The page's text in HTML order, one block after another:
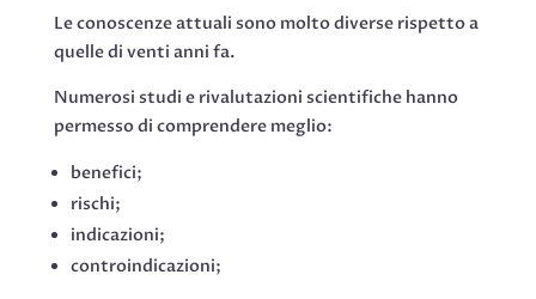
Le conoscenze attuali sono molto diverse rispetto a
quelle di venti anni fa.
Numerosi studi e rivalutazioni scientifiche hanno
permesso di comprendere meglio:
benefici;
rischi;
indicazioni;
controindicazioni;